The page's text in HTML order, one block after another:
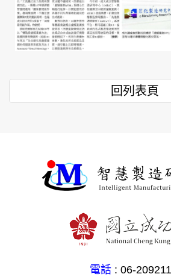
回列表頁
電話 : 06-